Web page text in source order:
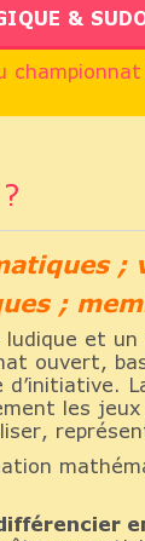
&
;
;
et
ouvert,
les